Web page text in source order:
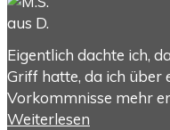
Eigentlich dachte ich,
Griff hatte, da ich über
Vorkommnisse mehr
Weiterlesen